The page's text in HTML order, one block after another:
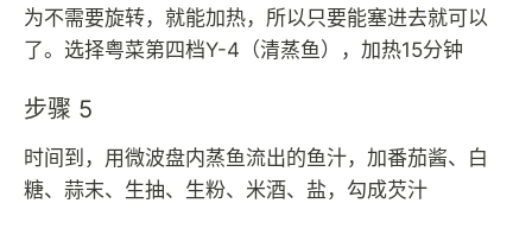
为不需要旋转，就能加热，所以只要能塞进去就可以
了。选择粤菜第四档Y-4（清蒸鱼），加热15分钟
步骤 5
时间到，用微波盘内蒸鱼流出的鱼汁，加番茄酱、白
糖、蒜末、生抽、生粉、米酒、盐，勾成芡汁